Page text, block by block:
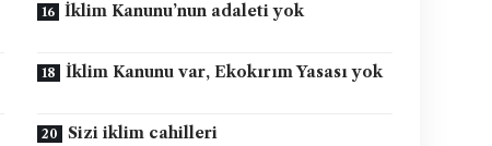
İklim Kanunu’nun adaleti yok
İklim Kanunu var, Ekokırım Yasası yok
Sizi iklim cahilleri